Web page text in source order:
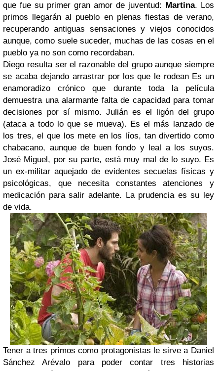
que fue su primer gran amor de juventud: Martina. Los
primos llegarán al pueblo en plenas fiestas de verano,
recuperando antiguas sensaciones y viejos conocidos
aunque, como suele suceder, muchas de las cosas en el
pueblo ya no son como recordaban.
Diego resulta ser el razonable del grupo aunque siempre
se acaba dejando arrastrar por los que le rodean Es un
enamoradizo crónico que durante toda la película
demuestra una alarmante falta de capacidad para tomar
decisiones por sí mismo. Julián es el ligón del grupo
(ataca a todo lo que se mueva). Es el más lanzado de
los tres, el que los mete en los líos, tan divertido como
chabacano, aunque de buen fondo y leal a los suyos.
José Miguel, por su parte, está muy mal de lo suyo. Es
un ex-militar aquejado de evidentes secuelas físicas y
psicológicas, que necesita constantes atenciones y
medicación para salir adelante. La prudencia es su ley
de vida.
Tener a tres primos como protagonistas le sirve a Daniel
Sánchez Arévalo para poder contar tres historias